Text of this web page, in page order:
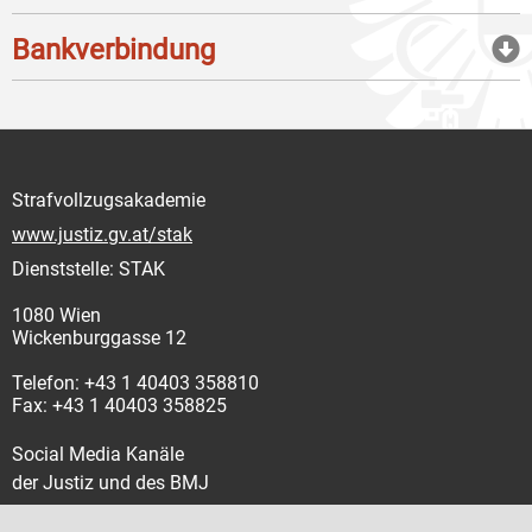
Bankverbindung
Strafvollzugsakademie
www.justiz.gv.at/stak
Dienststelle: STAK
1080 Wien
Wickenburggasse 12
Telefon: +43 1 40403 358810
Fax: +43 1 40403 358825
Social Media Kanäle
der Justiz und des BMJ